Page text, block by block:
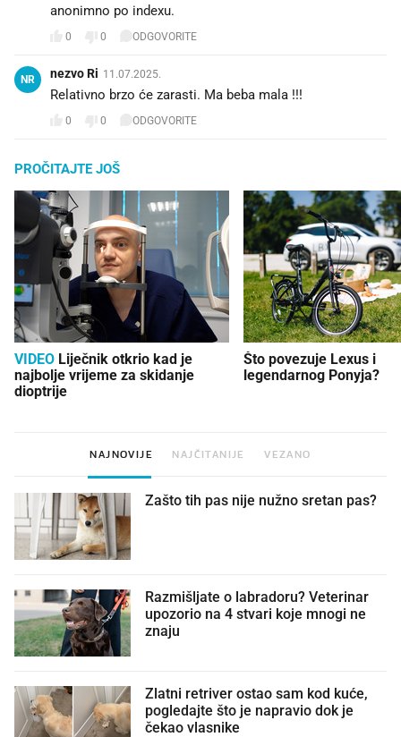
anonimno po indexu.
0 0 ODGOVORITE
NR nezvo Ri 11.07.2025.
Relativno brzo će zarasti. Ma beba mala !!!
0 0 ODGOVORITE
PROČITAJTE JOŠ
VIDEO
najbolje vrijeme za skidanje
dioptrije
Što povezuje Lexus i
legendarnog Ponyja?
NAJNOVIJE NAJČITANIJE VEZANO
Zašto tih pas nije nužno sretan pas?
Razmišljate o labradoru? Veterinar
upozorio na 4 stvari koje mnogi ne
znaju
Zlatni retriver ostao sam kod kuće,
pogledajte što je napravio dok je
čekao vlasnike